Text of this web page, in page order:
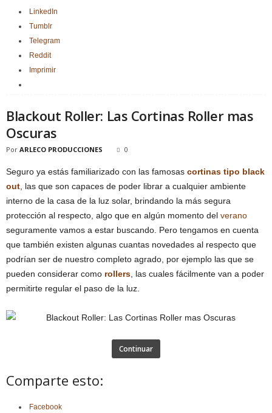
LinkedIn
Tumblr
Telegram
Reddit
Imprimir
Blackout Roller: Las Cortinas Roller mas
Oscuras
Por ARLECO PRODUCCIONES 0
Seguro ya estás familiarizado con las famosas cortinas tipo black
out , las que son capaces de poder librar a cualquier ambiente
interno de la casa de la luz solar, brindando la más segura
protección al respecto, algo que en algún momento del verano
seguramente vamos a estar buscando. Pero tengamos en cuenta
que también existen algunas cuantas novedades al respecto que
podrían ser de nuestro completo agrado, por ejemplo las que se
pueden considerar como rollers , las cuales fácilmente van a poder
permitirte regular el paso de la luz.
Continuar
Comparte esto:
Facebook